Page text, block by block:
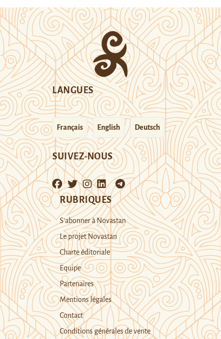
LANGUES
Français English Deutsch
SUIVEZ-NOUS
RUBRIQUES
S’abonner à Novastan
Le projet Novastan
Charte éditoriale
Equipe
Partenaires
Mentions légales
Contact
Conditions générales de vente